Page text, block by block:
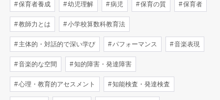
保育者養成 幼児理解 病児 保育の質 保育者
教師力とは 小学校算数科教育法
主体的・対話的で深い学び パフォーマンス 音楽表現
音楽的な空間 知的障害・発達障害
心理・教育的アセスメント 知能検査・発達検査